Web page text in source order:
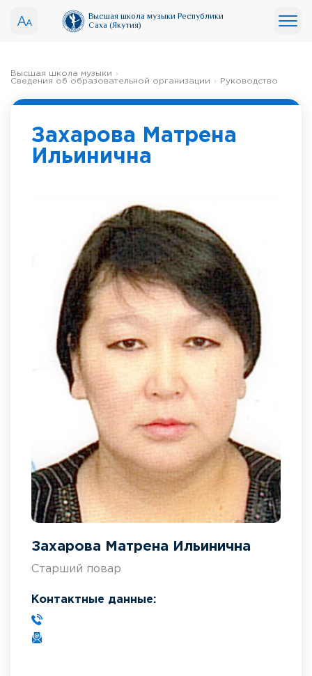
Высшая школа музыки Республики
Саха (Якутия)
Высшая школа музыки
Сведения об образовательной организации
Руководство
Захарова Матрена
Ильинична
Захарова Матрена Ильинична
Старший повар
Контактные данные: